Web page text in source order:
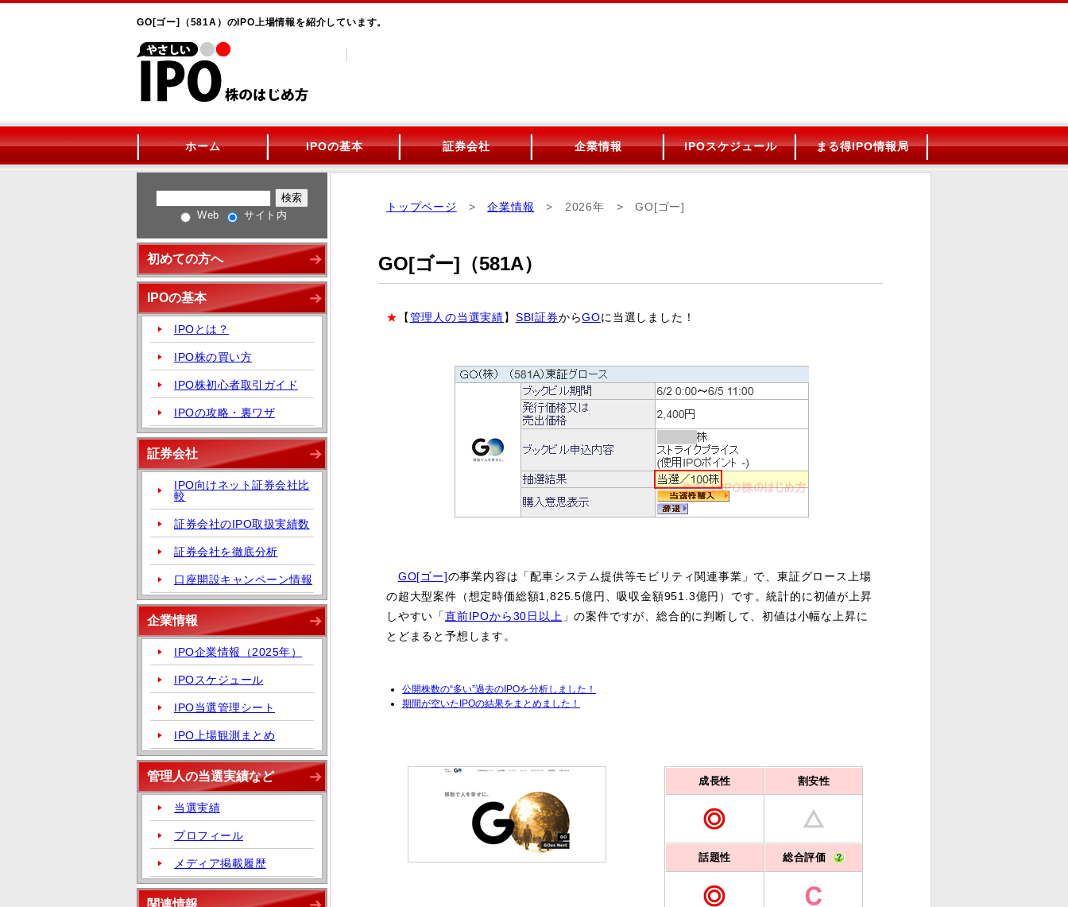
GO[ゴー]（581A）のIPO上場情報を紹介しています。
ホーム IPOの基本 証券会社 企業情報 IPOスケジュール まる得IPO情報局
Web サイト内
初めての方へ
IPOの基本
IPOとは？
IPO株の買い方
IPO株初心者取引ガイド
IPOの攻略・裏ワザ
証券会社
IPO向けネット証券会社比
較
証券会社のIPO取扱実績数
証券会社を徹底分析
口座開設キャンペーン情報
企業情報
IPO企業情報（2025年）
IPOスケジュール
IPO当選管理シート
IPO上場観測まとめ
管理人の当選実績など
当選実績
プロフィール
メディア掲載履歴
関連情報
トップページ >企業情報 > 2026年 > GO[ゴー]
GO[ゴー]（581A）
★ 【 管理人の当選実績 】 SBI証券からGOに当選しました！
GO[ゴー] の事業内容は「配車システム提供等モビリティ関連事業」で、東証グロース上場
の超大型案件（想定時価総額1,825.5億円、吸収金額951.3億円）です。統計的に初値が上昇
しやすい「 直前IPOから30日以上 」の案件ですが、総合的に判断して、初値は小幅な上昇に
とどまると予想します。
公開株数の“多い”過去のIPOを分析しました！
期間が空いたIPOの結果をまとめました！
成長性 割安性
話題性 総合評価